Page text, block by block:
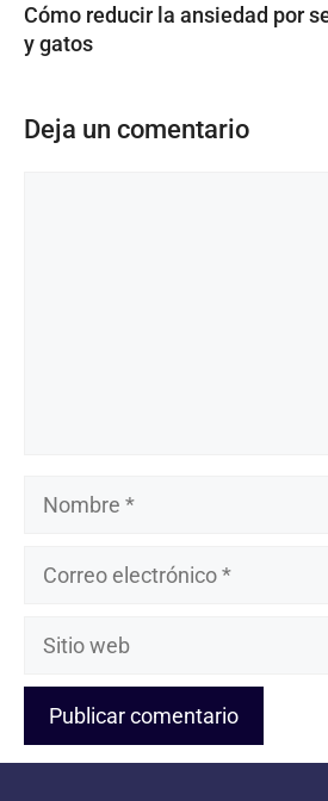
Cómo reducir la ansiedad por
y gatos
Deja un comentario
Nombre
Sitio